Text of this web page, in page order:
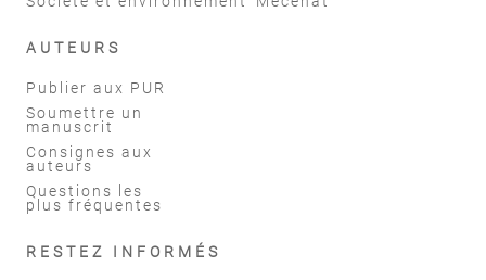
AUTEURS
Publier aux PUR
Soumettre un
manuscrit
Consignes aux
auteurs
Questions les
plus fréquentes
RESTEZ INFORMÉS